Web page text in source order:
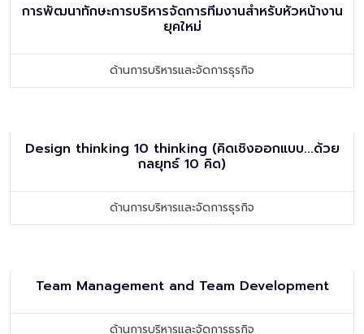
การพัฒนาทักษะการบริหารจัดการทีมงานสำหรับหัวหน้างาน
ยุคใหม่
ด้านการบริหารและจัดการธุรกิจ
Design thinking 10 thinking (คิดเชิงออกแบบ...ด้วย
กลยุทธ์ 10 คิด)
ด้านการบริหารและจัดการธุรกิจ
Team Management and Team Development
ด้านการบริหารและจัดการธุรกิจ